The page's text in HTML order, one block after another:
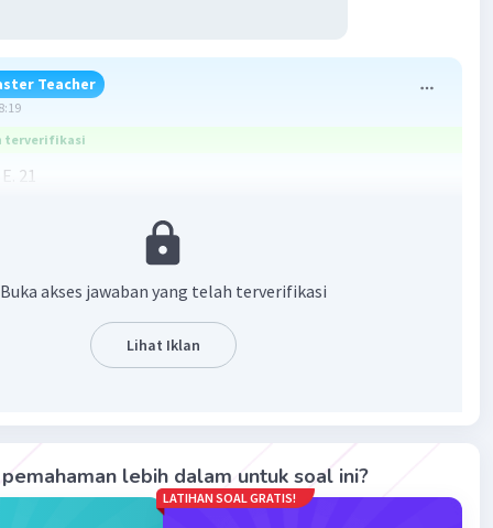
Teacher
terverifikasi
21
pada gambar terlampir
( Balas
Buka akses jawaban yang telah terverifikasi
Lihat Iklan
lebih dalam untuk soal ini?
LATIHAN SOAL GRATIS!